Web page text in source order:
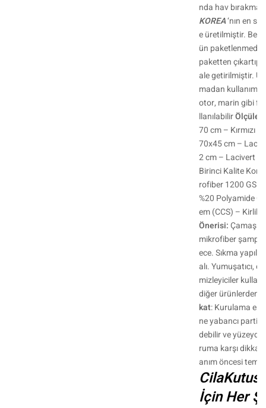
nda hav
KOREA‘nın en
e üretilmiştir.
ün
paketten çıkartıp
ale getirilmiştir.
madan kullanım
otor, marin gibi
llanılabilirÖlçüler
70 cm – Kırmızı
70x45 cm –
2 cm – Lacivert
Birinci Kalite Kore
rofiber 1200
%20 Polyamide
em (CCS) –
Önerisi:Çamaşır
mikrofiber
ece. Sıkma
alı. Yumuşatıcı,
mizleyiciler
diğer ürünlerden
kat: Kurulama
ne yabancı
debilir ve
ruma karşı
anım öncesi
İçin Her